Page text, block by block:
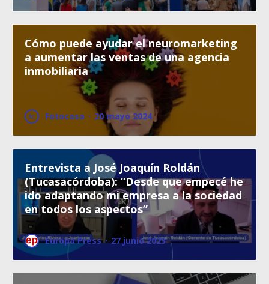
Cómo puede ayudar el neuromarketing
a aumentar las ventas de una agencia
inmobiliaria
Fotocasa · 20 mayo 2024
Entrevista a José Joaquín Roldán
(Tucasacórdoba): “Desde que empecé he
ido adaptando mi empresa a la sociedad
en todos los aspectos”
Europa Press · 27 junio 2023